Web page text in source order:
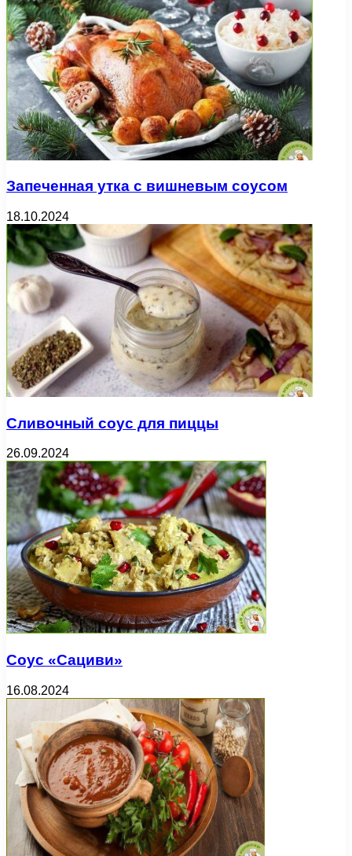
Запеченная утка с вишневым соусом
18.10.2024
Сливочный соус для пиццы
26.09.2024
Соус «Сациви»
16.08.2024